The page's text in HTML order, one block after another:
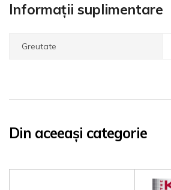
Informații suplimentare
Greutate
Din aceeași categorie